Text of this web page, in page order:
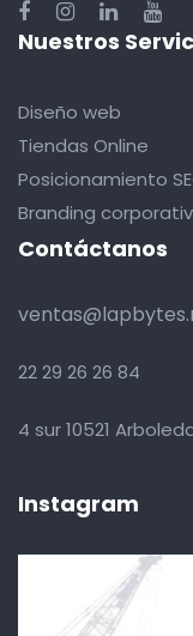
Nuestros
Diseño web
Tiendas Online
Posicionamiento
Branding
Contáctanos
22 29 26 26 84
4 sur 10521
Instagram